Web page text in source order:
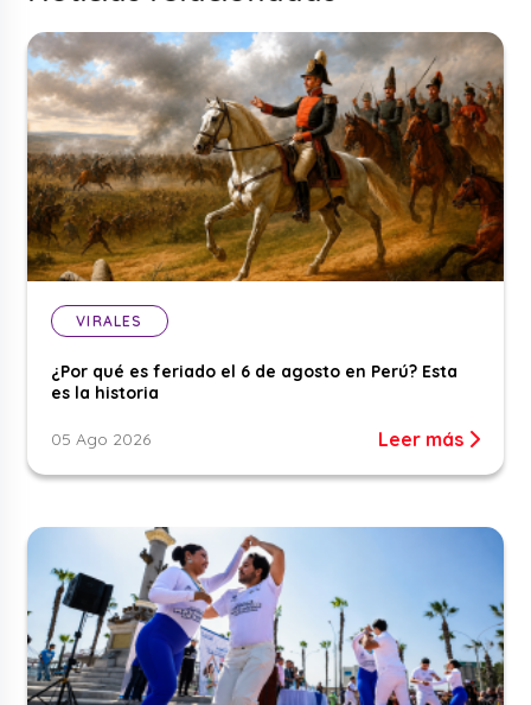
VIRALES
¿Por qué es feriado el 6 de agosto en Perú? Esta
es la historia
05 Ago 2026 Leer más